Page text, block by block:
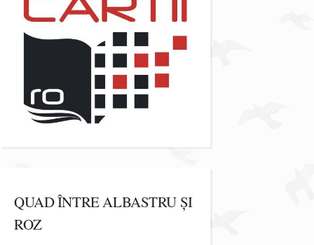
QUAD ÎNTRE ALBASTRU ȘI
ROZ